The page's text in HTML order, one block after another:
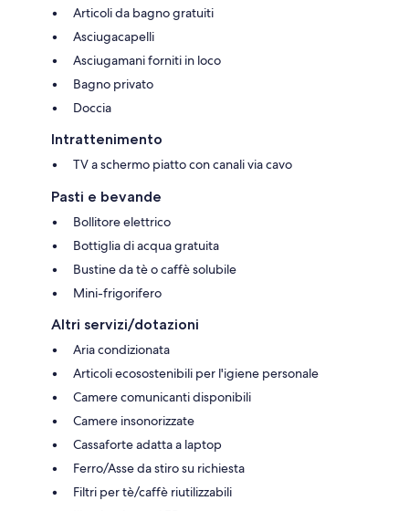
Articoli da bagno gratuiti
Asciugacapelli
Asciugamani forniti in loco
Bagno privato
Doccia
Intrattenimento
TV a schermo piatto con canali via cavo
Pasti e bevande
Bollitore elettrico
Bottiglia di acqua gratuita
Bustine da tè o caffè solubile
Mini-frigorifero
Altri servizi/dotazioni
Aria condizionata
Articoli ecosostenibili per l'igiene personale
Camere comunicanti disponibili
Camere insonorizzate
Cassaforte adatta a laptop
Ferro/Asse da stiro su richiesta
Filtri per tè/caffè riutilizzabili